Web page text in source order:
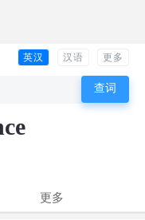
英汉 汉语 更多
更多